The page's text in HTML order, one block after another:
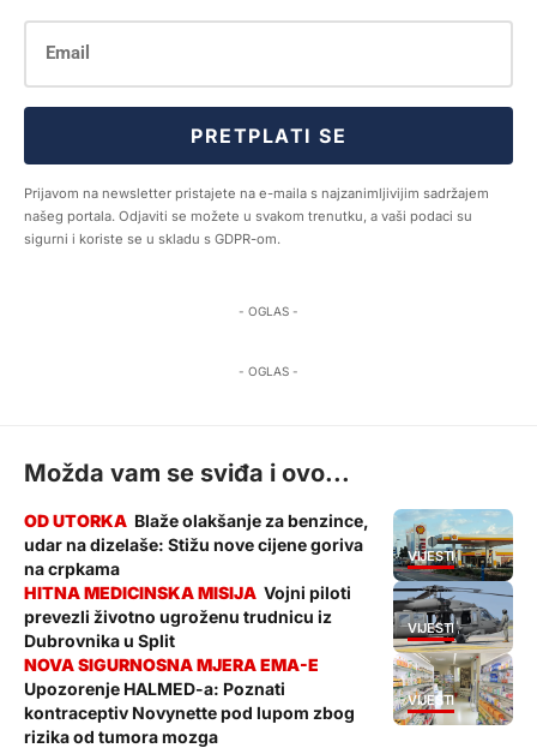
PRETPLATI SE
Prijavom na newsletter pristajete na e-maila s najzanimljivijim sadržajem
našeg portala. Odjaviti se možete u svakom trenutku, a vaši podaci su
sigurni i koriste se u skladu s GDPR-om.
- OGLAS -
- OGLAS -
Možda vam se sviđa i ovo...
VIJESTI
Blaže olakšanje za benzince,
udar na dizelaše: Stižu nove cijene goriva
na crpkama
VIJESTI
Vojni piloti
prevezli životno ugroženu trudnicu iz
Dubrovnika u Split
VIJESTI
Upozorenje HALMED-a: Poznati
kontraceptiv Novynette pod lupom zbog
rizika od tumora mozga